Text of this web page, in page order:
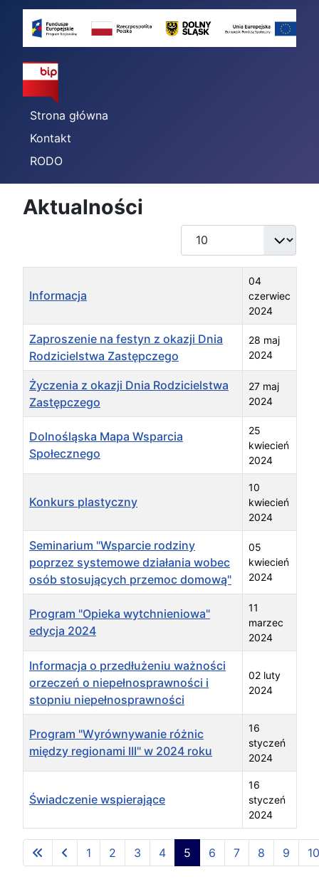
Strona główna
Kontakt
RODO
Aktualności
Pokaż #
Spis artykułów
Informacja
04
czerwiec
2024
Zaproszenie na festyn z okazji Dnia
Rodzicielstwa Zastępczego
28 maj
2024
Życzenia z okazji Dnia Rodzicielstwa
Zastępczego
27 maj
2024
Dolnośląska Mapa Wsparcia
Społecznego
25
kwiecień
2024
Konkurs plastyczny
10
kwiecień
2024
Seminarium "Wsparcie rodziny
poprzez systemowe działania wobec
osób stosujących przemoc domową"
05
kwiecień
2024
Program "Opieka wytchnieniowa"
edycja 2024
11
marzec
2024
Informacja o przedłużeniu ważności
orzeczeń o niepełnosprawności i
stopniu niepełnosprawności
02 luty
2024
Program "Wyrównywanie różnic
między regionami III" w 2024 roku
16
styczeń
2024
Świadczenie wspierające
16
styczeń
2024
Strona 5 z 22
1 2 3 4 5 6 7 8 9 10